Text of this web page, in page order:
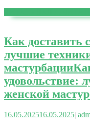
Как доставить
лучшие
мастурбации
удовольствие:
женской
16.05.202516.05.2025|